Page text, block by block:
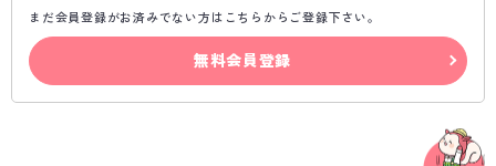
まだ会員登録がお済みでない方はこちらからご登録下さい。
無料会員登録